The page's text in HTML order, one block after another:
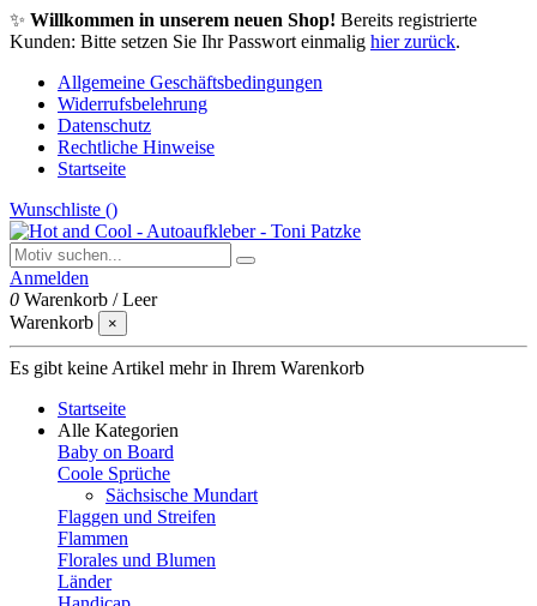
✨ Willkommen in unserem neuen Shop! Bereits registrierte
Kunden: Bitte setzen Sie Ihr Passwort einmalig hier zurück.
Allgemeine Geschäftsbedingungen
Widerrufsbelehrung
Datenschutz
Rechtliche Hinweise
Startseite
Wunschliste ()
Anmelden
0 Warenkorb /Leer
Warenkorb
×
Es gibt keine Artikel mehr in Ihrem Warenkorb
Startseite
Alle Kategorien
Baby on Board
Coole Sprüche
Sächsische Mundart
Flaggen und Streifen
Flammen
Florales und Blumen
Länder